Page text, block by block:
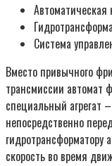
Система
Вместо привычного
трансмиссии автомат
специальный агрегат
непосредственно
гидротрансформатору
скорость во время